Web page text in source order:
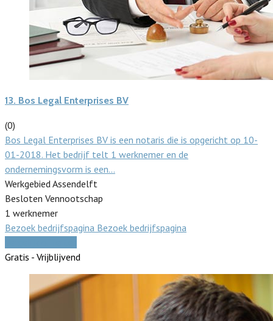
13. Bos Legal Enterprises BV
(0)
Bos Legal Enterprises BV is een notaris die is opgericht op 10-
01-2018. Het bedrijf telt 1 werknemer en de
ondernemingsvorm is een…
Werkgebied Assendelft
Besloten Vennootschap
1 werknemer
Bezoek bedrijfspagina Bezoek bedrijfspagina
Gratis - Vrijblijvend